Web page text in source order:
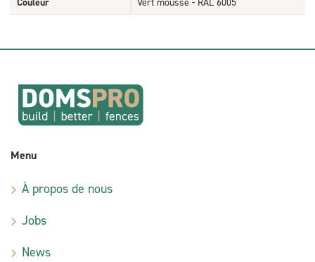
Couleur
Vert mousse - RAL 6005
Menu
À propos de nous
Jobs
News